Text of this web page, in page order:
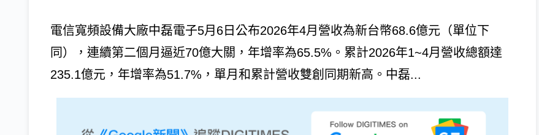
電信寬頻設備大廠中磊電子5月6日公布2026年4月營收為新台幣68.6億元（單位下
同），連續第二個月逼近70億大關，年增率為65.5%。累計2026年1~4月營收總額達
235.1億元，年增率為51.7%，單月和累計營收雙創同期新高。中磊...